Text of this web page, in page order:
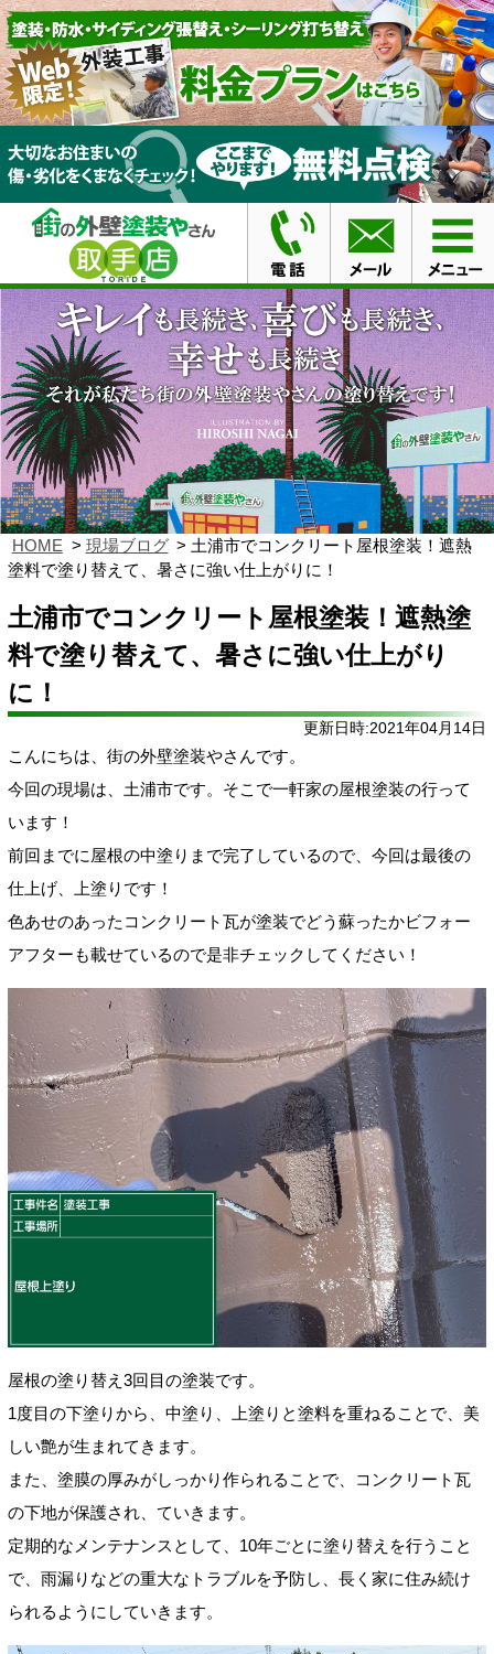
HOME 現場ブログ
土浦市でコンクリート屋根塗装！遮熱
塗料で塗り替えて、暑さに強い仕上がりに！
土浦市でコンクリート屋根塗装！遮熱塗
料で塗り替えて、暑さに強い仕上がり
に！
更新日時:2021年04月14日
こんにちは、街の外壁塗装やさんです。
今回の現場は、土浦市です。そこで一軒家の屋根塗装の行って
います！
前回までに屋根の中塗りまで完了しているので、今回は最後の
仕上げ、上塗りです！
色あせのあったコンクリート瓦が塗装でどう蘇ったかビフォー
アフターも載せているので是非チェックしてください！
屋根の塗り替え3回目の塗装です。
1度目の下塗りから、中塗り、上塗りと塗料を重ねることで、美
しい艶が生まれてきます。
また、塗膜の厚みがしっかり作られることで、コンクリート瓦
の下地が保護され、ていきます。
定期的なメンテナンスとして、10年ごとに塗り替えを行うこと
で、雨漏りなどの重大なトラブルを予防し、長く家に住み続け
られるようにしていきます。